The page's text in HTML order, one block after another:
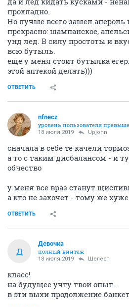
прохладно.
Но лучше всего зашел
прекрасно: шампанское,
унд лед. В силу простоты и
всю бутыль.
еще у меня стоит бутылка
этой аптекой делать)))
ОТВЕТИТЬ
nfnecz
уровень пользователя
18 июля 2019 Upjohn
сначала в себе те качели
а то с таким дисбалансом - и
обчество
у меня все враз станут
а кто не захочет - тому же
ОТВЕТИТЬ
Д
Девочка
полный винтаж
18 июля 2019 Шелест
класс!
на будущее учту твой опыт...
в эти выхи продолжение